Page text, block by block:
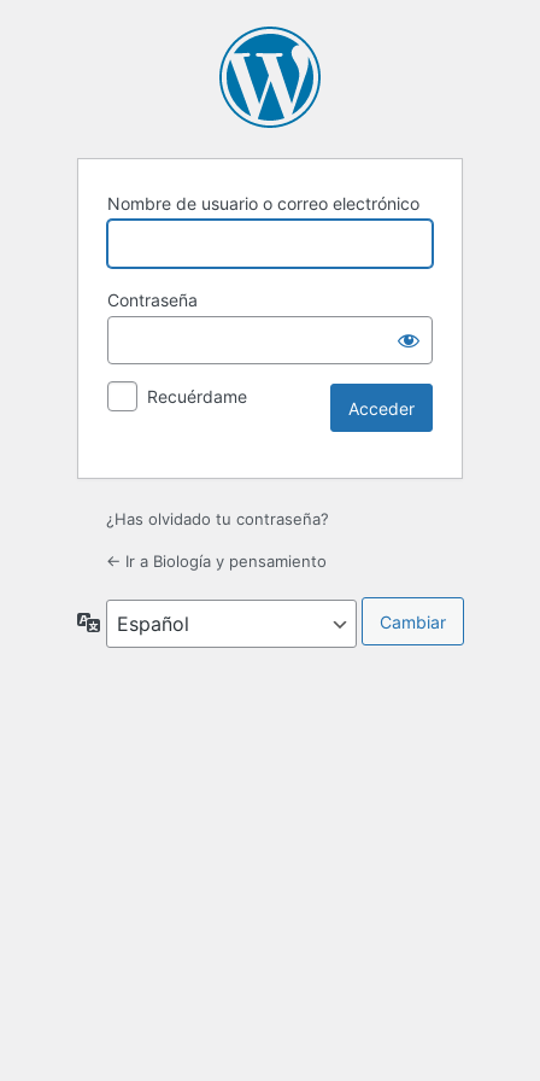
Nombre de usuario o correo electrónico
Contraseña
Recuérdame
¿Has olvidado tu contraseña?
← Ir a Biología y pensamiento
Idioma